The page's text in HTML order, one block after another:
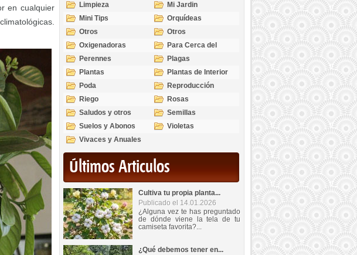
en cualquier
Limpieza
Mi Jardin
Mini Tips
Orquídeas
Otros
Otros
Oxigenadoras
Para Cerca del
Estanque
Perennes
Plagas
Plantas
Plantas de Interior
Poda
Reproducción
Riego
Rosas
Saludos y otros
temas
Semillas
Suelos y Abonos
Violetas
Vivaces y Anuales
Últimos Articulos
Cultiva tu propia planta...
Publicado el 14.01.2026
¿Alguna vez te has preguntado
de dónde viene la tela de tu
camiseta favorita?...
¿Qué debemos tener en...